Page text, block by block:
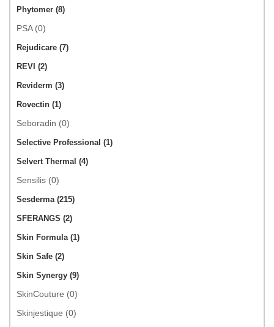
Phytomer (8)
PSA (0)
Rejudicare (7)
REVI (2)
Reviderm (3)
Rovectin (1)
Seboradin (0)
Selective Professional (1)
Selvert Thermal (4)
Sensilis (0)
Sesderma (215)
SFERANGS (2)
Skin Formula (1)
Skin Safe (2)
Skin Synergy (9)
SkinCouture (0)
Skinjestique (0)